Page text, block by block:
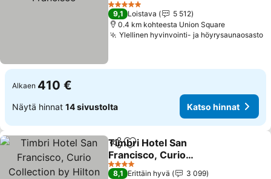
5 Tähtiluokitus
9,1 Loistava
5 512
0.4 km kohteesta Union Square
Ylellinen hyvinvointi- ja höyrysaunaosasto
Alkaen 410 €
Näytä hinnat 14 sivustolta Katso hinnat
Jaa Lisää suosikkeihin
Timbri Hotel San
Francisco, Curio
Collection by Hilton
4 Tähtiluokitus
8,1 Erittäin hyvä
3 099